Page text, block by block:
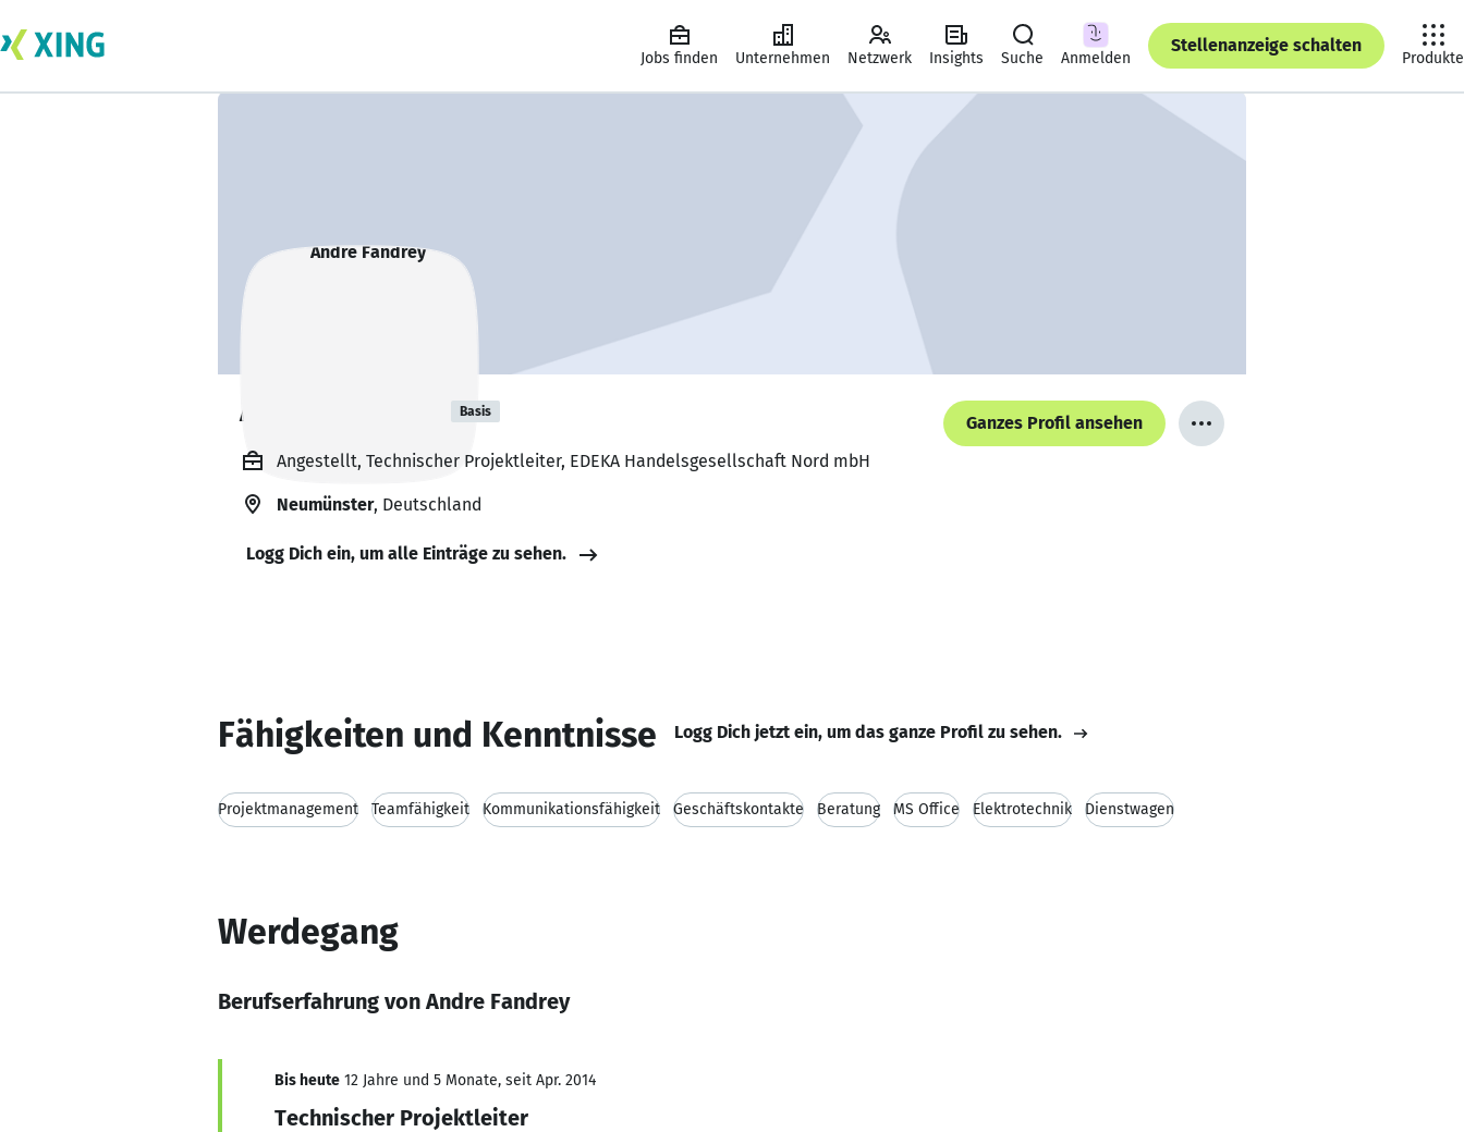
Jobs finden Unternehmen Netzwerk Insights Suche Anmelden
Stellenanzeige schalten
Produkte
Andre Fandrey Basis
Ganzes Profil ansehen
Angestellt, Technischer Projektleiter, EDEKA Handelsgesellschaft Nord mbH
Neumünster, Deutschland
Logg Dich ein, um alle Einträge zu sehen.
Fähigkeiten und Kenntnisse Logg Dich jetzt ein, um das ganze Profil zu sehen.
Projektmanagement Teamfähigkeit Kommunikationsfähigkeit Geschäftskontakte Beratung MS Office Elektrotechnik Dienstwagen
Werdegang
Berufserfahrung von Andre Fandrey
Bis heute 12 Jahre und 5 Monate, seit Apr. 2014
Technischer Projektleiter